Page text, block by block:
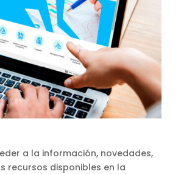
a la información, novedades,
recursos disponibles en la